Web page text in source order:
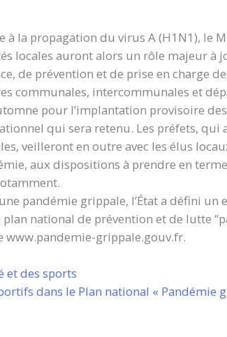
la propagation du virus A (H1N1), le
locales auront alors un rôle majeur à
de prévention et de prise en charge
communales, intercommunales et
pour l’implantation provisoire
qui sera retenu. Les préfets, qui
veilleront en outre avec les élus
aux dispositions à prendre en
pandémie grippale, l’État a défini un
national de prévention et de lutte
www.pandemie-grippale.gouv.fr.
et des sports
dans le Plan national « Pandémie